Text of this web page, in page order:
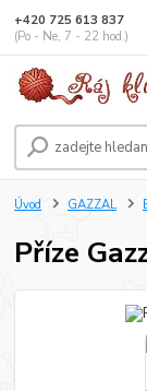
+420 725 613 837
(Po - Ne, 7 - 22 hod.)
Úvod GAZZAL
Příze